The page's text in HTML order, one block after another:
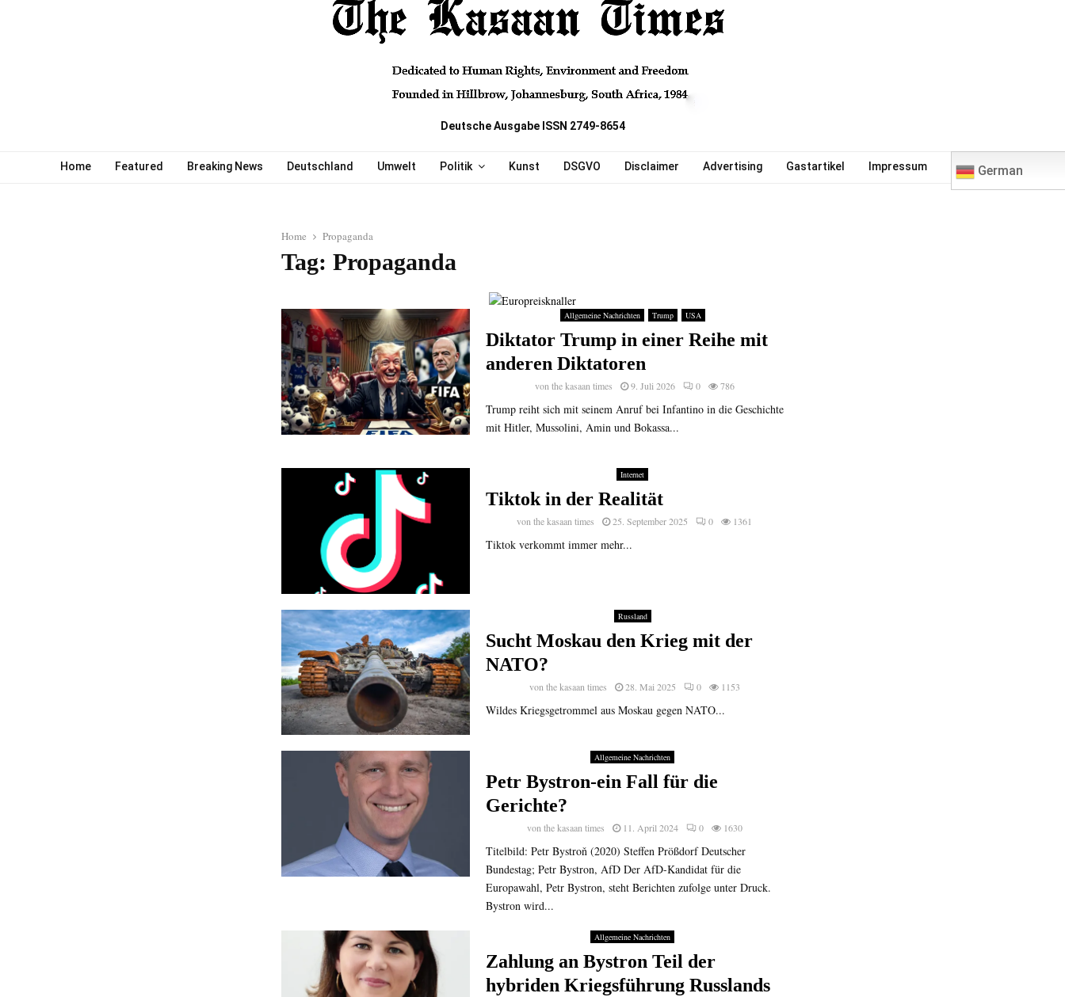
Deutsche Ausgabe ISSN 2749-8654
Home Featured Breaking News Deutschland Umwelt Politik Kunst DSGVO Disclaimer Advertising Gastartikel Impressum German
Home Propaganda
Tag: Propaganda
Allgemeine Nachrichten Trump USA
Diktator Trump in einer Reihe mit
anderen Diktatoren
vonthe kasaan times 9. Juli 2026 0 786
Trump reiht sich mit seinem Anruf bei Infantino in die Geschichte
mit Hitler, Mussolini, Amin und Bokassa...
Internet
Tiktok in der Realität
vonthe kasaan times 25. September 2025 0 1361
Tiktok verkommt immer mehr...
Russland
Sucht Moskau den Krieg mit der
NATO?
von the kasaan times 28. Mai 2025 0 1153
Wildes Kriegsgetrommel aus Moskau gegen NATO...
Allgemeine Nachrichten
Petr Bystron-ein Fall für die
Gerichte?
vonthe kasaan times 11. April 2024 0 1630
Titelbild: Petr Bystroň (2020) Steffen Prößdorf Deutscher
Bundestag; Petr Bystron, AfD Der AfD-Kandidat für die
Europawahl, Petr Bystron, steht Berichten zufolge unter Druck.
Bystron wird...
Allgemeine Nachrichten
Zahlung an Bystron Teil der
hybriden Kriegsführung Russlands